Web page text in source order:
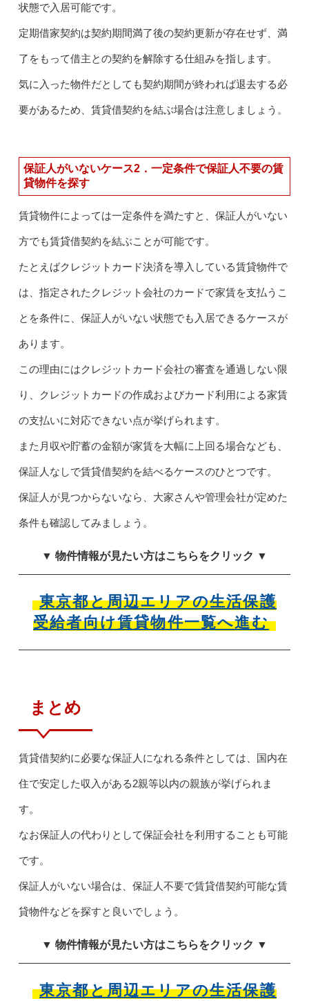
状態で入居可能です。
定期借家契約は契約期間満了後の契約更新が存在せず、満
了をもって借主との契約を解除する仕組みを指します。
気に入った物件だとしても契約期間が終われば退去する必
要があるため、賃貸借契約を結ぶ場合は注意しましょう。
保証人がいないケース2．一定条件で保証人不要の賃
貸物件を探す
賃貸物件によっては一定条件を満たすと、保証人がいない
方でも賃貸借契約を結ぶことが可能です。
たとえばクレジットカード決済を導入している賃貸物件で
は、指定されたクレジット会社のカードで家賃を支払うこ
とを条件に、保証人がいない状態でも入居できるケースが
あります。
この理由にはクレジットカード会社の審査を通過しない限
り、クレジットカードの作成およびカード利用による家賃
の支払いに対応できない点が挙げられます。
また月収や貯蓄の金額が家賃を大幅に上回る場合なども、
保証人なしで賃貸借契約を結べるケースのひとつです。
保証人が見つからないなら、大家さんや管理会社が定めた
条件も確認してみましょう。
▼ 物件情報が見たい方はこちらをクリック ▼
東京都と周辺エリアの生活保護
受給者向け賃貸物件一覧へ進む
まとめ
賃貸借契約に必要な保証人になれる条件としては、国内在
住で安定した収入がある2親等以内の親族が挙げられま
す。
なお保証人の代わりとして保証会社を利用することも可能
です。
保証人がいない場合は、保証人不要で賃貸借契約可能な賃
貸物件などを探すと良いでしょう。
▼ 物件情報が見たい方はこちらをクリック ▼
東京都と周辺エリアの生活保護